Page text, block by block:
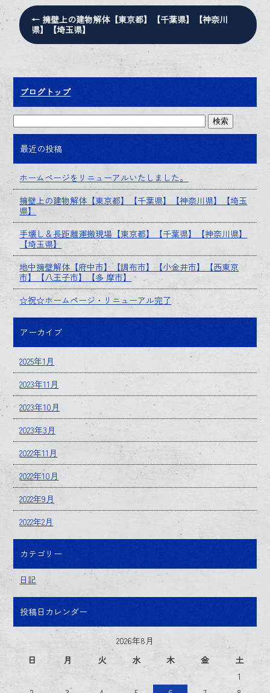
← 擁壁上の建物解体【東京都】【千葉県】【神奈川
県】【埼玉県】
ブログトップ
最近の投稿
ホームページをリニューアルいたしました。
擁壁上の建物解体【東京都】【千葉県】【神奈川県】【埼玉
県】
手壊し＆長距離運搬現場【東京都】【千葉県】【神奈川県】
【埼玉県】
地中擁壁解体【府中市】【調布市】【小金井市】【西東京
市】【八王子市】【多 摩市】
☆祝☆ホームページ・リニューアル完了
アーカイブ
2025年1月
2023年11月
2023年10月
2023年3月
2022年11月
2022年10月
2022年9月
2022年2月
カテゴリー
日記
投稿日カレンダー
2026年8月
日
月 火 水 木 金
土
1